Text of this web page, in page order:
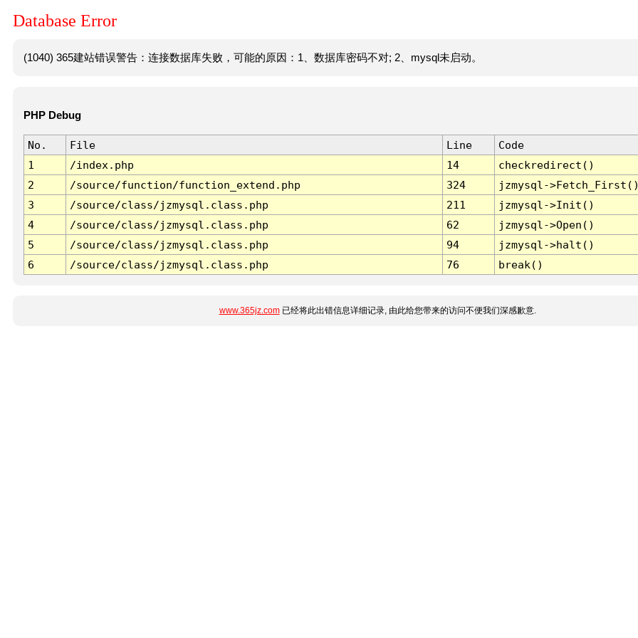
Database Error
(1040) 365建站错误警告：连接数据库失败，可能的原因：1、数据库密码不对; 2、mysql未启动。
PHP Debug
No. File Line
Code
1
/index.php 14
checkredirect()
2
/source/function/function_extend.php 324
jzmysql-
3
/source/class/jzmysql.class.php 211
jzmysql->Init()
4
/source/class/jzmysql.class.php 62
jzmysql->Open()
5
/source/class/jzmysql.class.php 94
jzmysql->halt()
6
/source/class/jzmysql.class.php 76 break()
www.365jz.com已经将此出错信息详细记录, 由此给您带来的访问不便我们深感歉意.